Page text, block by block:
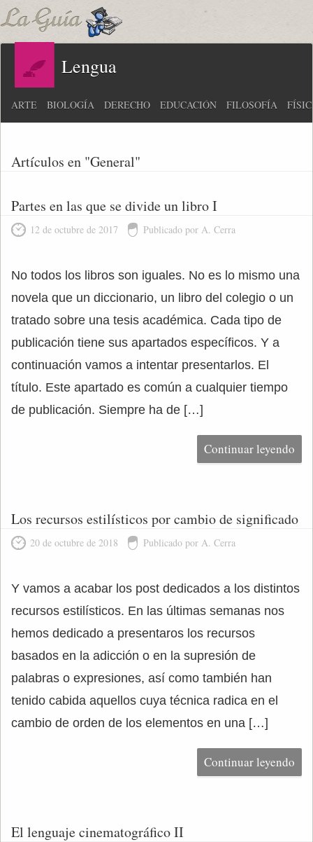
Lengua
ARTE BIOLOGÍA DERECHO EDUCACIÓN FILOSOFÍA
Artículos en "General"
Partes en las que se divide un libro I
12 de octubre de 2017 Publicado por A. Cerra
No todos los libros son iguales. No es lo mismo una
novela que un diccionario, un libro del colegio o un
tratado sobre una tesis académica. Cada tipo de
publicación tiene sus apartados específicos. Y a
continuación vamos a intentar presentarlos. El
título. Este apartado es común a cualquier tiempo
de publicación. Siempre ha de […]
Continuar leyendo
Los recursos estilísticos por cambio de significado
20 de octubre de 2018 Publicado por A. Cerra
Y vamos a acabar los post dedicados a los distintos
recursos estilísticos. En las últimas semanas nos
hemos dedicado a presentaros los recursos
basados en la adicción o en la supresión de
palabras o expresiones, así como también han
tenido cabida aquellos cuya técnica radica en el
cambio de orden de los elementos en una […]
Continuar leyendo
El lenguaje cinematográfico II